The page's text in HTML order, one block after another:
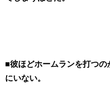
■彼ほどホームランを打つ
にいない。